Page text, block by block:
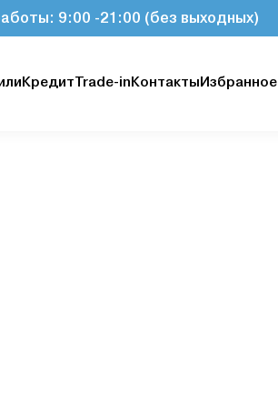
9:00 -21:00 (без выходных)
КредитTrade-inКонтактыИзбранное